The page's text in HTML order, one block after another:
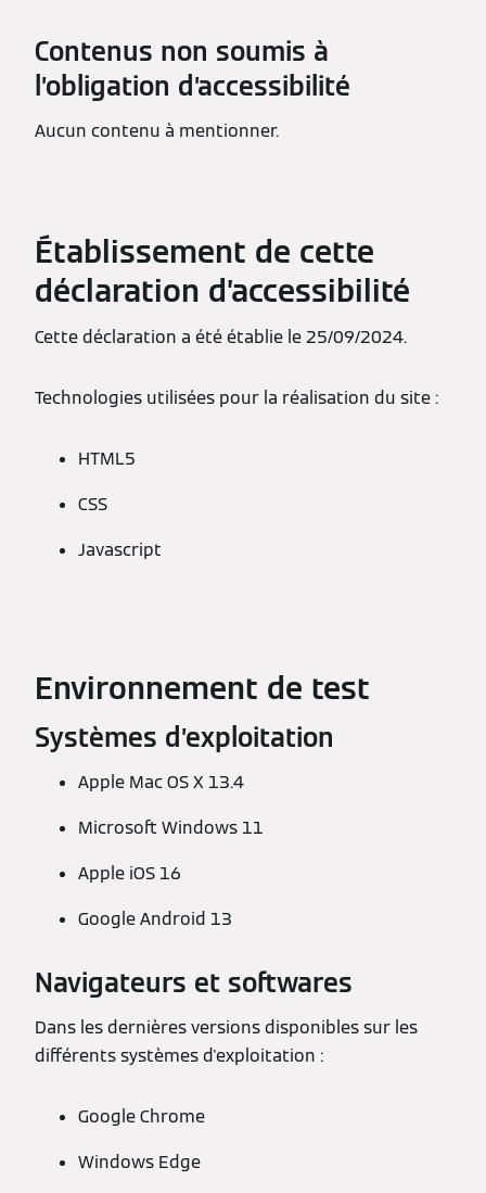
Contenus non soumis à
l’obligation d’accessibilité
Aucun contenu à mentionner.
Établissement de cette
déclaration d’accessibilité
Cette déclaration a été établie le 25/09/2024.
Technologies utilisées pour la réalisation du site :
HTML5
CSS
Javascript
Environnement de test
Systèmes d’exploitation
Apple Mac OS X 13.4
Microsoft Windows 11
Apple iOS 16
Google Android 13
Navigateurs et softwares
Dans les dernières versions disponibles sur les
différents systèmes d'exploitation :
Google Chrome
Windows Edge